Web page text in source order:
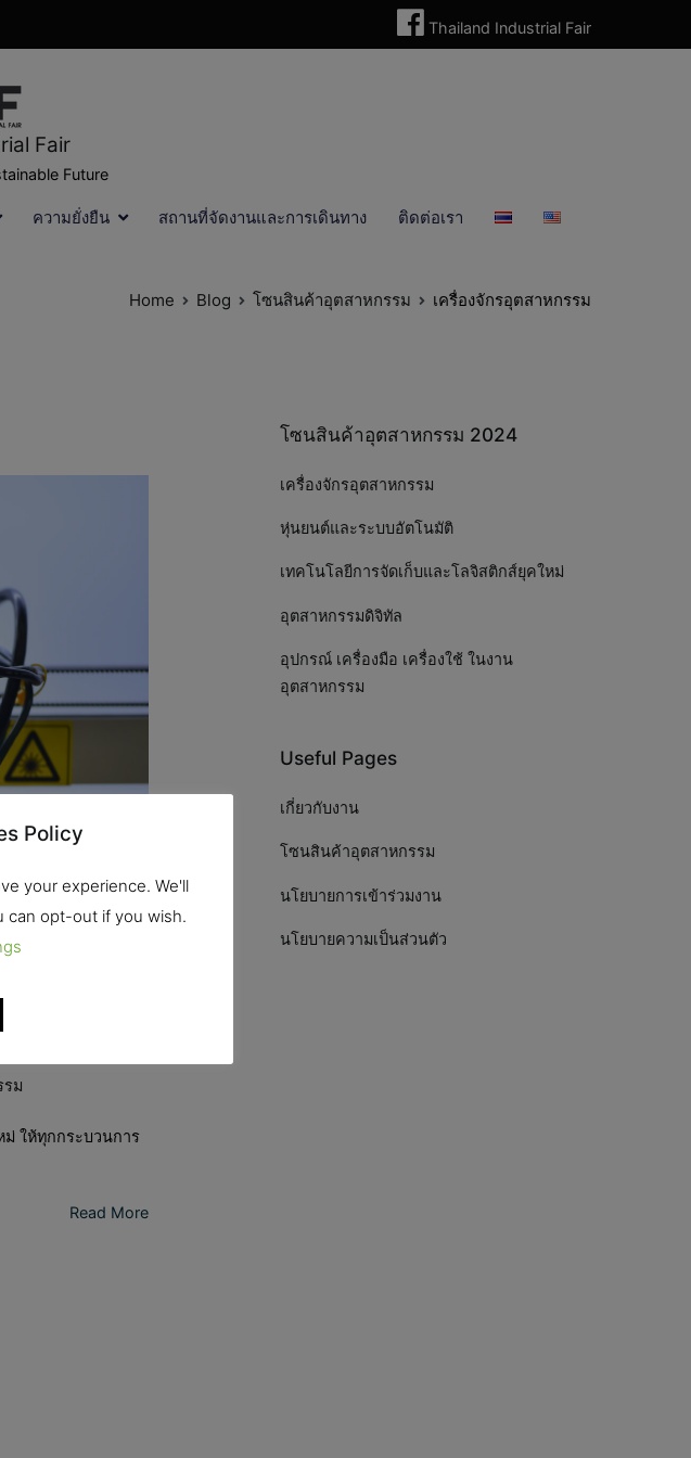
Thailand Industrial Fair
Fair
Future
ความยั่งยืน สถานที่จัดงานและการเดินทาง ติดต่อเรา
Home Blog โซนสินค้าอุตสาหกรรม เครื่องจักรอุตสาหกรรม
ม
ม่ ให้ทุกกระบวนการ
Read More
โซนสินค้าอุตสาหกรรม 2024
เครื่องจักรอุตสาหกรรม
หุ่นยนต์และระบบอัตโนมัติ
เทคโนโลยีการจัดเก็บและโลจิสติกส์ยุคใหม่
อุตสาหกรรมดิจิทัล
อุปกรณ์ เครื่องมือ เครื่องใช้ ในงาน
อุตสาหกรรม
Useful Pages
เกี่ยวกับงาน
โซนสินค้าอุตสาหกรรม
นโยบายการเข้าร่วมงาน
นโยบายความเป็นส่วนตัว
Policy
your experience. We'll
can opt-out if you wish.